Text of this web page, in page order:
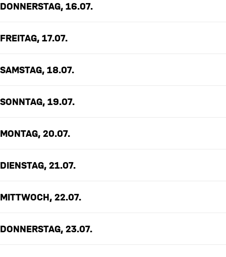
DONNERSTAG, 16.07.
FREITAG, 17.07.
SAMSTAG, 18.07.
SONNTAG, 19.07.
MONTAG, 20.07.
DIENSTAG, 21.07.
MITTWOCH, 22.07.
DONNERSTAG, 23.07.